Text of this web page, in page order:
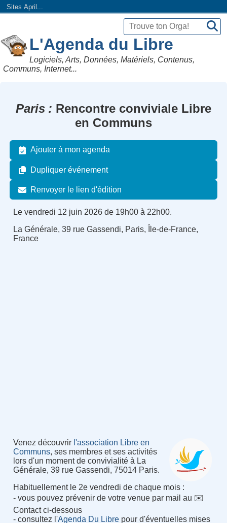
Sites April...
L'Agenda du Libre
Logiciels, Arts, Données, Matériels, Contenus,
Communs, Internet...
Paris
Rencontre conviviale Libre
en Communs
Ajouter à mon agenda
Dupliquer événement
Renvoyer le lien d'édition
Le vendredi 12 juin 2026 de 19h00 à 22h00.
La Générale, 39 rue Gassendi, Paris, Île-de-France,
France
Venez découvrir l'association Libre en
Communs, ses membres et ses activités
lors d'un moment de convivialité à La
Générale, 39 rue Gassendi, 75014 Paris.
Habituellement le 2e vendredi de chaque mois :
- vous pouvez prévenir de votre venue par mail au ✉️
Contact ci-dessous
- consultez l'Agenda Du Librepour d'éventuelles mises